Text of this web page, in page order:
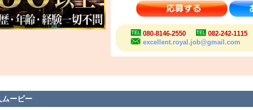
080-8146-2550
082-242-1115
excellent.royal.job@gmail.com
ムービー